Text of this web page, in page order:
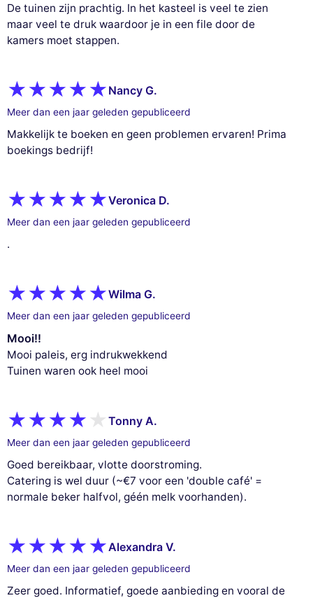
De tuinen zijn prachtig. In het kasteel is veel te zien
maar veel te druk waardoor je in een file door de
kamers moet stappen.
Nancy G.
Meer dan een jaar geleden gepubliceerd
Makkelijk te boeken en geen problemen ervaren! Prima
boekings bedrijf!
Veronica D.
Meer dan een jaar geleden gepubliceerd
.
Wilma G.
Meer dan een jaar geleden gepubliceerd
Mooi!!
Mooi paleis, erg indrukwekkend
Tuinen waren ook heel mooi
Tonny A.
Meer dan een jaar geleden gepubliceerd
Goed bereikbaar, vlotte doorstroming.
Catering is wel duur (~€7 voor een 'double café' =
normale beker halfvol, géén melk voorhanden).
Alexandra V.
Meer dan een jaar geleden gepubliceerd
Zeer goed. Informatief, goede aanbieding en vooral de